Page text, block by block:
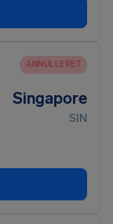
ANNULLERET
Singapore
SIN